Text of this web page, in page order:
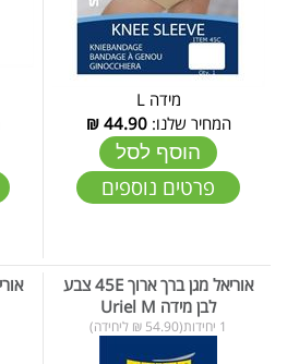
מידה L
המחיר שלנו:44.90
₪
הוסף לסל
פרטים נוספים
אוריאל מגן ברך ארוך 45E צבע
לבן מידה Uriel M
1 יחידות(54.90 ₪ ליחידה)